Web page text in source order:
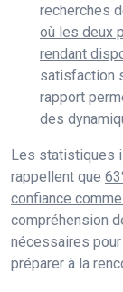
recherches
où les deux
rendant
satisfaction
rapport
des
Les statistiques
rappellent que
confiance
compréhension
nécessaires
préparer à la